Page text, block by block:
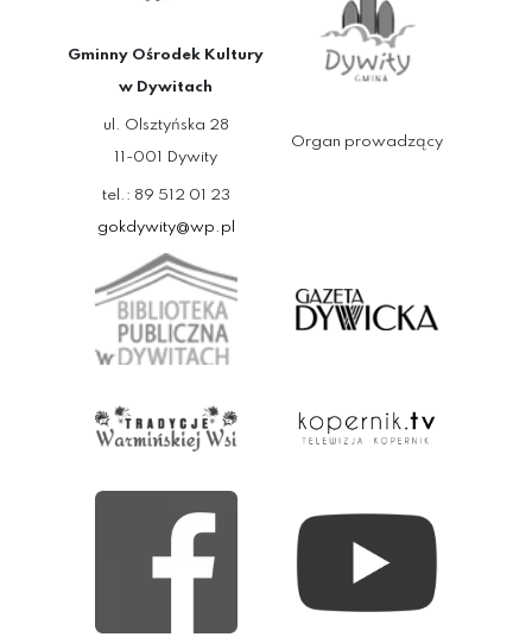
Gminny Ośrodek Kultury
w Dywitach
ul. Olsztyńska 28
11-001 Dywity
tel.: 89 512 01 23
gokdywity@wp.pl
Organ prowadzący